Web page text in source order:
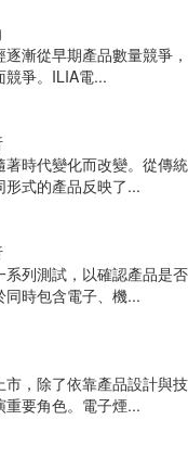
漸從早期產品數量競爭，
競爭。ILIA電...
時代變化而改變。從傳統
式的產品反映了...
列測試，以確認產品是否
時包含電子、機...
，除了依靠產品設計與技
要角色。電子煙...